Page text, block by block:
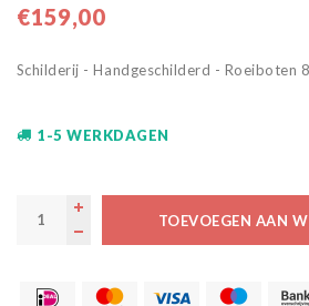
€159,00
Schilderij - Handgeschilderd - Roeiboten
1-5 WERKDAGEN
TOEVOEGEN AAN